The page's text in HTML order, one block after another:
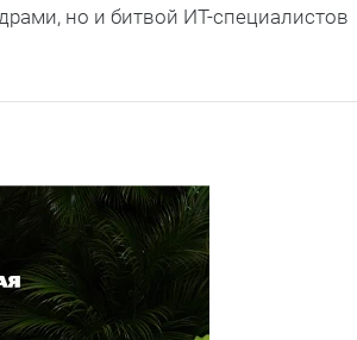
но и битвой ИТ-специалистов